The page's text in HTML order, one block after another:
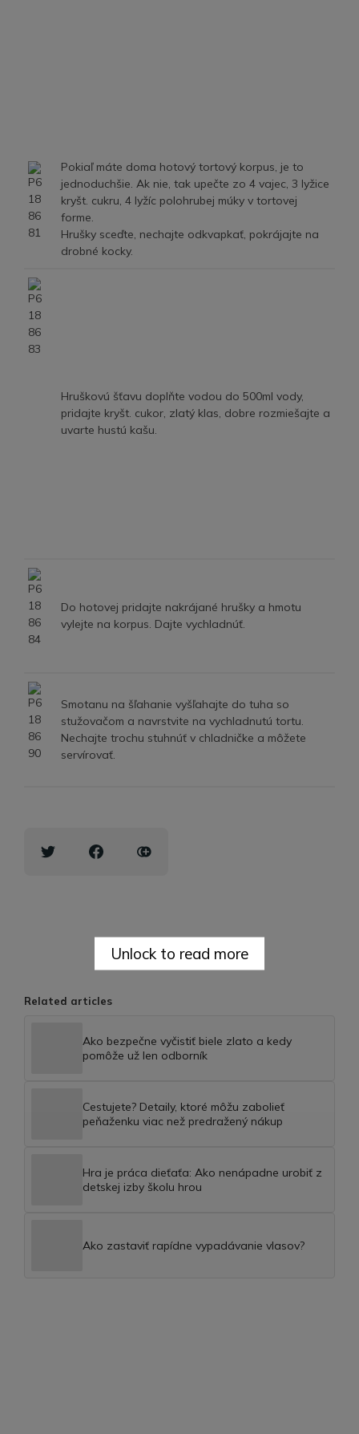
Pokiaľ máte doma hotový tortový korpus, je to
jednoduchšie. Ak nie, tak upečte zo 4 vajec, 3 lyžice
kryšt. cukru, 4 lyžíc polohrubej múky v tortovej
forme.
Hrušky sceďte, nechajte odkvapkať, pokrájajte na
drobné kocky.
Hruškovú šťavu doplňte vodou do 500ml vody,
pridajte kryšt. cukor, zlatý klas, dobre rozmiešajte a
uvarte hustú kašu.
Do hotovej pridajte nakrájané hrušky a hmotu
vylejte na korpus. Dajte vychladnúť.
Smotanu na šľahanie vyšľahajte do tuha so
stužovačom a navrstvite na vychladnutú tortu.
Nechajte trochu stuhnúť v chladničke a môžete
servírovať.
Related articles
Ako bezpečne vyčistiť biele zlato a kedy
pomôže už len odborník
Cestujete? Detaily, ktoré môžu zabolieť
peňaženku viac než predražený nákup
Hra je práca dieťaťa: Ako nenápadne urobiť z
detskej izby školu hrou
Ako zastaviť rapídne vypadávanie vlasov?
Unlock to read more